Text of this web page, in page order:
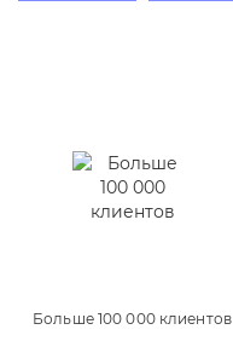
Больше 100 000 клиентов